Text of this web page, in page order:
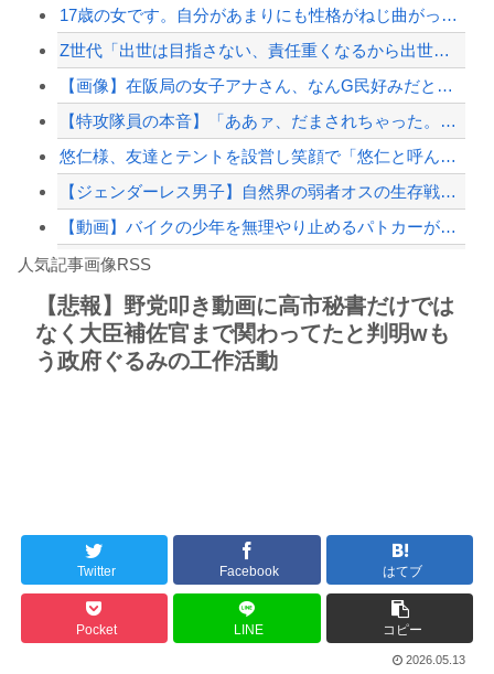
【速報】熊本県知事「報道に強い不満・苦情が寄せられている」→TBSの報道特集がま...
なぜフランス人はこれほど日本が好きなのか？…中国ネット「中国と北朝鮮を除いて日本...
【配信者】「金バエ」のSNS更新が1週間途絶え、様々な憶測が飛び交う。1週間ぶり...
【緊急速報】NYで警官が黒人男性の首を絞め、暴動第二波不可避へ
Powered by livedoor 相互RSS
17歳の女です。自分があまりにも性格がねじ曲がっていてどう矯正したらいいのか分か...
Z世代「出世は目指さない、責任重くなるから出世したくない」←これ
【画像】在阪局の女子アナさん、なんG民好みだと話題に
【特攻隊員の本音】「ああァ、だまされちゃった。今度生れる時はアメリカへ生れるぞ」...
悠仁様、友達とテントを設営し笑顔で「悠仁と呼んで」ｗｗｗｗｗｗｗｗ
【ジェンダーレス男子】自然界の弱者オスの生存戦略がこちらです‥‥
【動画】バイクの少年を無理やり止めるパトカーが怖いｗｗｗｗ
大男「1回戦の相手はこのｶﾞｷか？楽勝だな」少年剣士「…ふんっ、あまり調子に乗ら...
8/4のニュース
Powered by livedoor 相互RSS
人気記事画像RSS
【悲報】野党叩き動画に高市秘書だけでは
なく大臣補佐官まで関わってたと判明wも
う政府ぐるみの工作活動
Twitter Facebook はてブ
Pocket LINE コピー
2026.05.13